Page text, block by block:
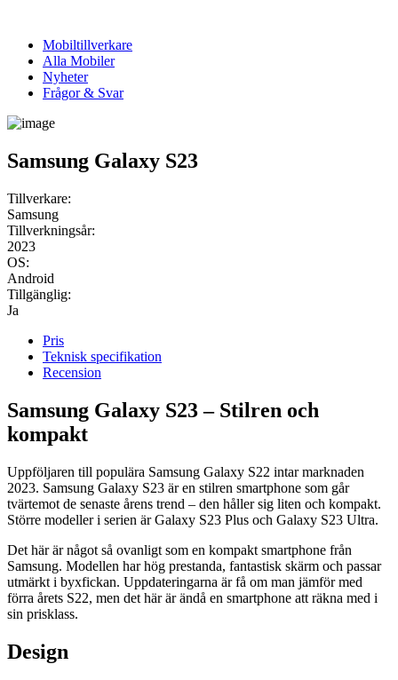
Mobiltillverkare
Alla Mobiler
Nyheter
Frågor & Svar
Samsung Galaxy S23
Tillverkare:
Samsung
Tillverkningsår:
2023
OS:
Android
Tillgänglig:
Ja
Pris
Teknisk specifikation
Recension
Samsung Galaxy S23 – Stilren och
kompakt
Uppföljaren till populära Samsung Galaxy S22 intar marknaden
2023. Samsung Galaxy S23 är en stilren smartphone som går
tvärtemot de senaste årens trend – den håller sig liten och kompakt.
Större modeller i serien är Galaxy S23 Plus och Galaxy S23 Ultra.
Det här är något så ovanligt som en kompakt smartphone från
Samsung. Modellen har hög prestanda, fantastisk skärm och passar
utmärkt i byxfickan. Uppdateringarna är få om man jämför med
förra årets S22, men det här är ändå en smartphone att räkna med i
sin prisklass.
Design